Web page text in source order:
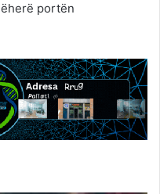
portën